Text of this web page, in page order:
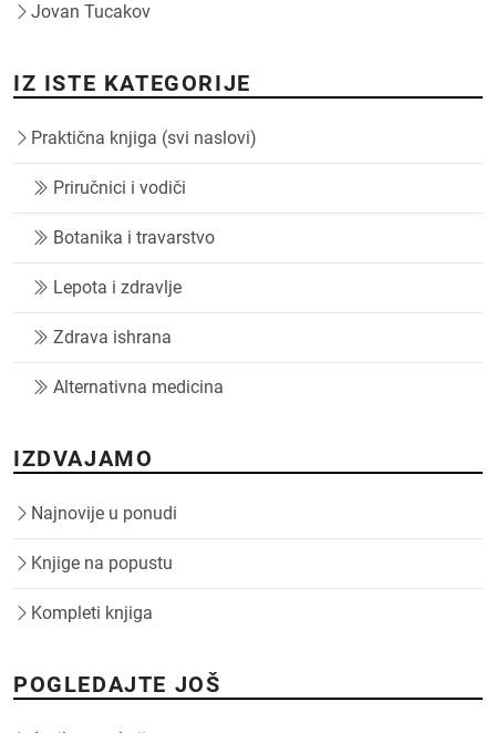
Jovan Tucakov
IZ ISTE KATEGORIJE
Praktična knjiga (svi naslovi)
Priručnici i vodiči
Botanika i travarstvo
Lepota i zdravlje
Zdrava ishrana
Alternativna medicina
IZDVAJAMO
Najnovije u ponudi
Knjige na popustu
Kompleti knjiga
POGLEDAJTE JOŠ